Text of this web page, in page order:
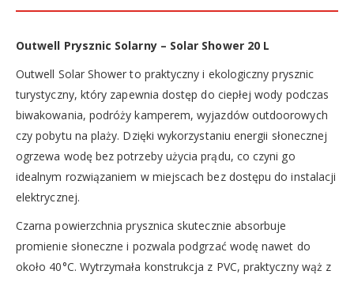
Outwell Prysznic Solarny – Solar Shower 20 L
Outwell Solar Shower to praktyczny i ekologiczny prysznic
turystyczny, który zapewnia dostęp do ciepłej wody podczas
biwakowania, podróży kamperem, wyjazdów outdoorowych
czy pobytu na plaży. Dzięki wykorzystaniu energii słonecznej
ogrzewa wodę bez potrzeby użycia prądu, co czyni go
idealnym rozwiązaniem w miejscach bez dostępu do instalacji
elektrycznej.
Czarna powierzchnia prysznica skutecznie absorbuje
promienie słoneczne i pozwala podgrzać wodę nawet do
około 40°C. Wytrzymała konstrukcja z PVC, praktyczny wąż z